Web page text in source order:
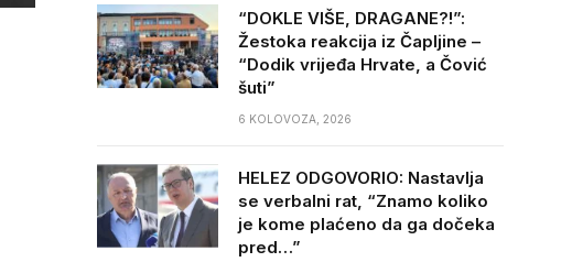
“DOKLE VIŠE, DRAGANE?!”:
Žestoka reakcija iz Čapljine –
“Dodik vrijeđa Hrvate, a Čović
šuti”
6 KOLOVOZA, 2026
HELEZ ODGOVORIO: Nastavlja
se verbalni rat, “Znamo koliko
je kome plaćeno da ga dočeka
pred…”